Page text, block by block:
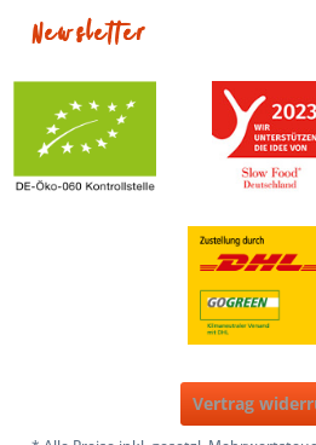
Newsletter
Vertrag